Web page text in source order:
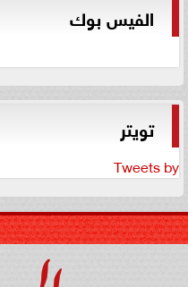
الفيس بوك
تويتر
Tweets by